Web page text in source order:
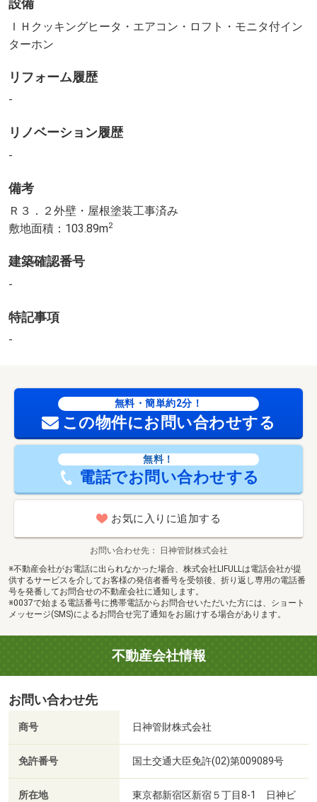
設備
ＩＨクッキングヒータ・エアコン・ロフト・モニタ付イン
ターホン
リフォーム履歴
-
リノベーション履歴
-
備考
Ｒ３．２外壁・屋根塗装工事済み
敷地面積：103.89m2
建築確認番号
-
特記事項
-
無料・簡単約2分！
この物件にお問い合わせする
無料！
電話でお問い合わせする
お気に入りに追加する
お問い合わせ先
日神管財株式会社
※不動産会社がお電話に出られなかった場合、株式会社LIFULLは電話会社が提
供するサービスを介してお客様の発信者番号を受領後、折り返し専用の電話番
号を発番してお問合せの不動産会社に通知します。
※0037で始まる電話番号に携帯電話からお問合せいただいた方には、ショート
メッセージ(SMS)によるお問合せ完了通知をお届けする場合があります。
不動産会社情報
お問い合わせ先
商号 日神管財株式会社
免許番号 国土交通大臣免許(02)第009089号
所在地
東京都新宿区新宿５丁目8-1 日神ビ